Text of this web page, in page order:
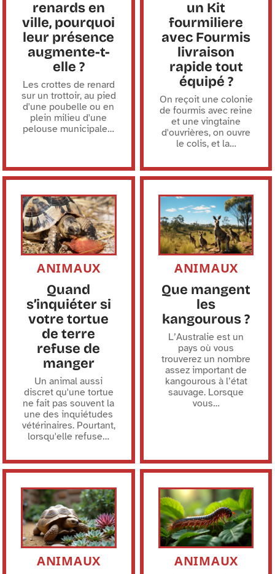
renards en
ville, pourquoi
leur présence
augmente-t-
elle ?
Les crottes de renard
sur un trottoir, au pied
d'une poubelle ou en
plein milieu d'une
pelouse municipale…
un Kit
fourmiliere
avec Fourmis
livraison
rapide tout
équipé ?
On reçoit une colonie
de fourmis avec reine
et une vingtaine
d'ouvrières, on ouvre
le colis, et la…
ANIMAUX
Quand
s’inquiéter si
votre tortue
de terre
refuse de
manger
Un animal aussi
discret qu'une tortue
ne fait pas souvent la
une des inquiétudes
vétérinaires. Pourtant,
lorsqu'elle refuse…
ANIMAUX
Que mangent
les
kangourous ?
L’Australie est un
pays où vous
trouverez un nombre
assez important de
kangourous à l’état
sauvage. Lorsque
vous…
ANIMAUX ANIMAUX